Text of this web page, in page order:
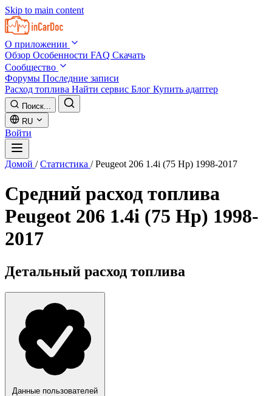
Skip to main content
О приложении
Обзор Особенности FAQ Скачать
Сообщество
Форумы Последние записи
Расход топлива Найти сервис Блог Купить адаптер
Поиск...
RU
Войти
Домой / Статистика / Peugeot 206 1.4i (75 Hp) 1998-2017
Средний расход топлива
Peugeot 206 1.4i (75 Hp) 1998-
2017
Детальный расход топлива
Данные пользователей